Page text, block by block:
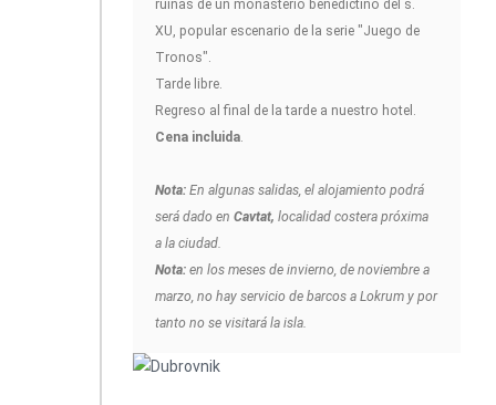
ruinas de un monasterio benedictino del s.
XU, popular escenario de la serie "Juego de
Tronos".
Tarde libre.
Regreso al final de la tarde a nuestro hotel.
Cena incluida
Nota: En algunas salidas, el alojamiento podrá
será dado en Cavtat, localidad costera próxima
a la ciudad.
Nota: en los meses de invierno, de noviembre a
marzo, no hay servicio de barcos a Lokrum y por
tanto no se visitará la isla.